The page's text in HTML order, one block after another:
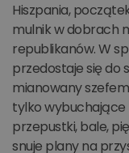
Hiszpania,
mulnik w dobrach
republikanów. W
przedostaje się do
mianowany
tylko wybuchające
przepustki, bale,
snuje plany na